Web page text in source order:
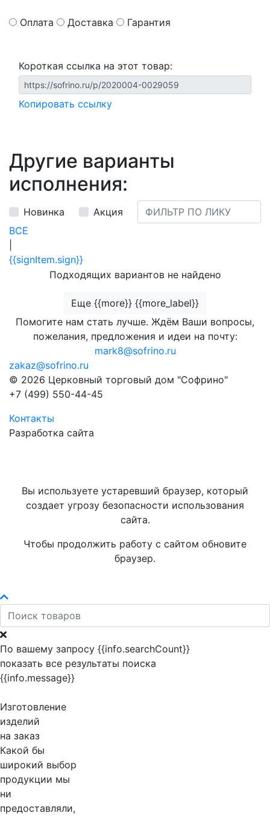
Оплата Доставка Гарантия
Короткая ссылка на этот товар:
Копировать ссылку
Другие варианты
исполнения:
Новинка
Акция
ВСЕ
{{signItem.sign}}
Подходящих вариантов не найдено
Еще {{more}} {{more_label}}
Помогите нам стать лучше. Ждём Ваши вопросы,
пожелания, предложения и идеи на почту:
mark8@sofrino.ru
zakaz@sofrino.ru
© 2026 Церковный торговый дом "Софрино"
+7 (499) 550-44-45
Контакты
Разработка сайта
Вы используете устаревший браузер, который
создает угрозу безопасности использования
сайта.
Чтобы продолжить работу с сайтом обновите
браузер.
По вашему запросу {{info.searchCount}}
показать все результаты поиска
{{info.message}}
Изготовление
изделий
на заказ
Какой бы
широкий выбор
продукции мы
ни
предоставляли,